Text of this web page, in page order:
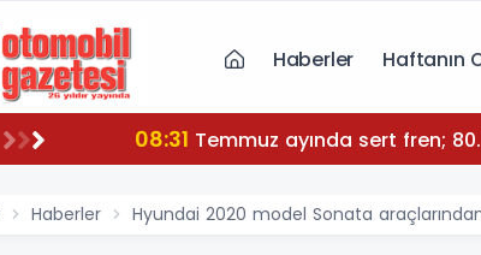
Haberler Haftanın
08:31 Temmuz ayında sert fren;
Haberler Hyundai 2020 model Sonata